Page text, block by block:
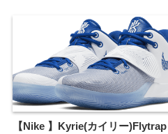
【Nike 】Kyrie(カイリー